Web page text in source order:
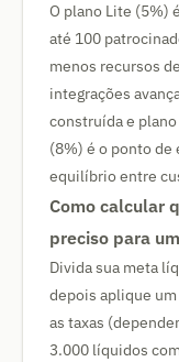
O plano Lite (5%)
até 100
menos recursos
integrações
construída e
(8%) é o ponto
equilíbrio entre
Como calcular
preciso para
Divida sua meta
depois aplique
as taxas
3.000 líquidos